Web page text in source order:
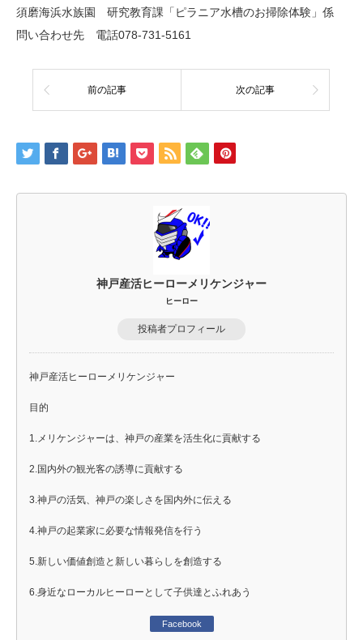
須磨海浜水族園 研究教育課「ピラニア水槽のお掃除体験」係
問い合わせ先 電話078-731-5161
前の記事 次の記事
神戸産活ヒーローメリケンジャー
ヒーロー
投稿者プロフィール
神戸産活ヒーローメリケンジャー
目的
1.メリケンジャーは、神戸の産業を活生化に貢献する
2.国内外の観光客の誘導に貢献する
3.神戸の活気、神戸の楽しさを国内外に伝える
4.神戸の起業家に必要な情報発信を行う
5.新しい価値創造と新しい暮らしを創造する
6.身近なローカルヒーローとして子供達とふれあう
Facebook